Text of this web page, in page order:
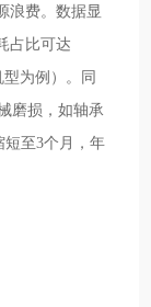
浪费。数据显
占比可达
型为例）。同
磨损，如轴承
短至3个月，年